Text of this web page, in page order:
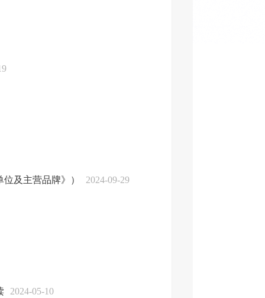
及主营品牌》） 2024-09-29
2024-05-10